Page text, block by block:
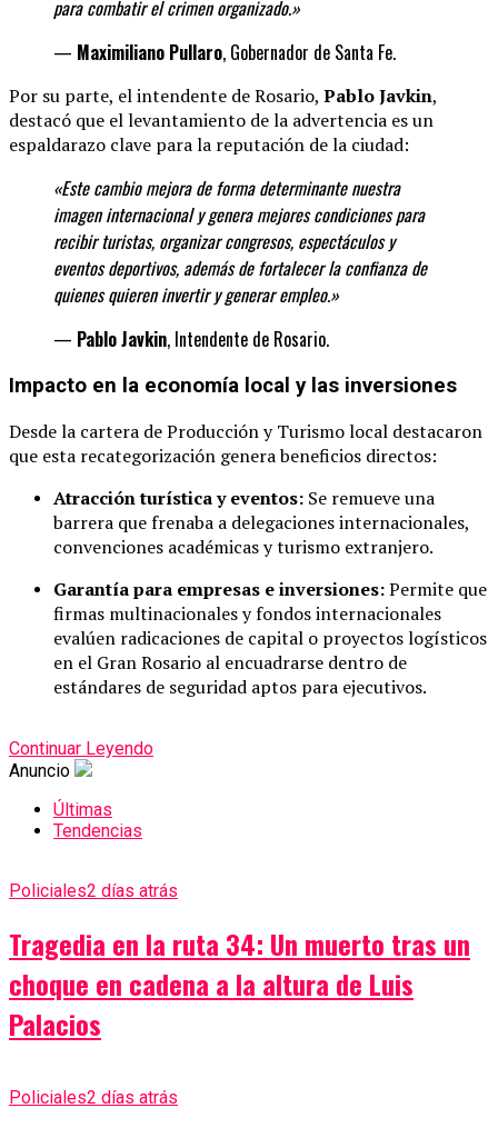
para combatir el crimen organizado.»
— Maximiliano Pullaro, Gobernador de Santa Fe.
Por su parte, el intendente de Rosario, Pablo Javkin,
destacó que el levantamiento de la advertencia es un
espaldarazo clave para la reputación de la ciudad:
«Este cambio mejora de forma determinantenuestra
imagen internacional y genera mejores condiciones para
recibir turistas, organizar congresos, espectáculos y
eventos deportivos, además de fortalecer la confianza de
quienes quieren invertir y generarempleo.»
— Pablo Javkin, Intendente de Rosario.
Impacto en la economía local y las inversiones
Desde la cartera de Producción y Turismo local destacaron
que esta recategorización genera beneficios directos:
Atracción turística y eventos: Se remueve una
barrera que frenaba a delegaciones internacionales,
convenciones académicas y turismo extranjero.
Garantía para empresas e inversiones:Permite que
firmas multinacionales y fondos internacionales
evalúen radicaciones de capital o proyectos logísticos
en el Gran Rosario al encuadrarse dentro de
estándares de seguridad aptos para ejecutivos.
Continuar Leyendo
Anuncio
Últimas
Tendencias
Policiales2 días atrás
Tragedia en la ruta 34: Un muerto tras un
choque en cadena a la altura de Luis
Palacios
Policiales2 días atrás